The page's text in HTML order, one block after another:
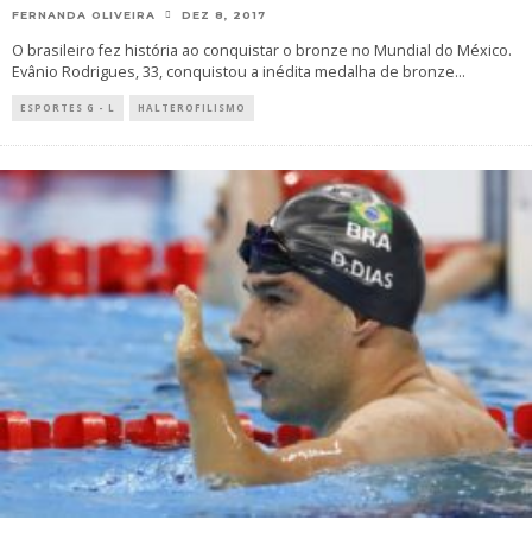
FERNANDA OLIVEIRA DEZ 8, 2017
O brasileiro fez história ao conquistar o bronze no Mundial do México.
Evânio Rodrigues, 33, conquistou a inédita medalha de bronze...
ESPORTES G - L HALTEROFILISMO